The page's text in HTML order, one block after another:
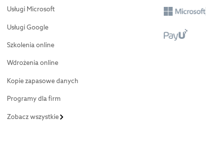
Usługi Microsoft
Usługi Google
Szkolenia online
Wdrożenia online
Kopie zapasowe danych
Programy dla firm
Zobacz wszystkie